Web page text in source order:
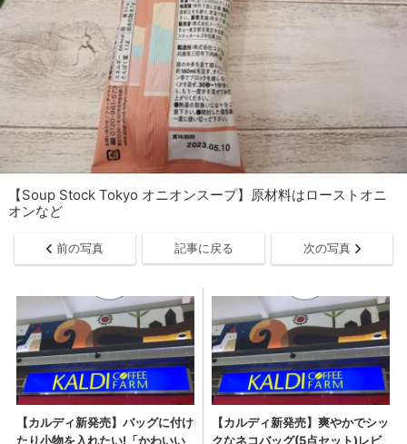
【Soup Stock Tokyo オニオンスープ】原材料はローストオニ
オンなど
前の写真 記事に戻る 次の写真